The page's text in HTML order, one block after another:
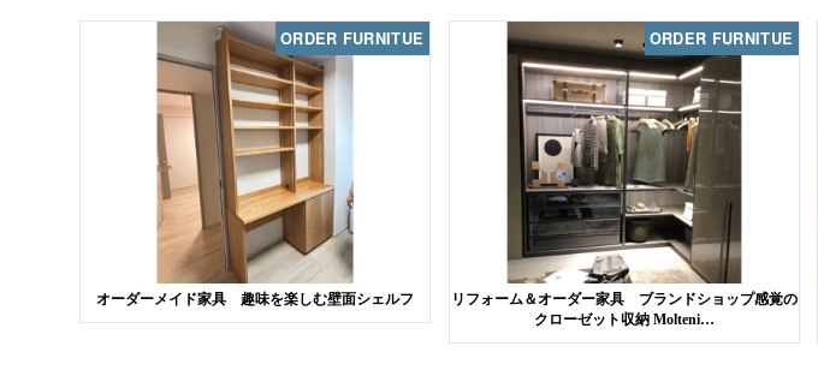
ORDER FURNITUE
オーダーメイド家具 趣味を楽しむ壁面シェルフ
ORDER FURNITUE
リフォーム＆オーダー家具 ブランドショップ感覚の
クローゼット収納 Molteni…